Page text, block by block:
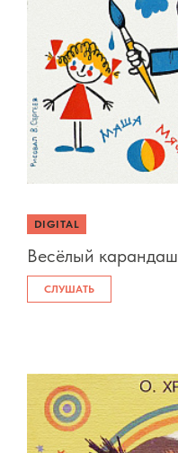
DIGITAL
Весёлый карандаш
СЛУШАТЬ